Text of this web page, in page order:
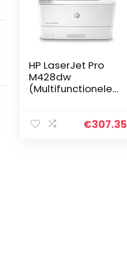
HP LaserJet Pro
M428dw
(Multifunctionele
Teams tot 10
€307.35